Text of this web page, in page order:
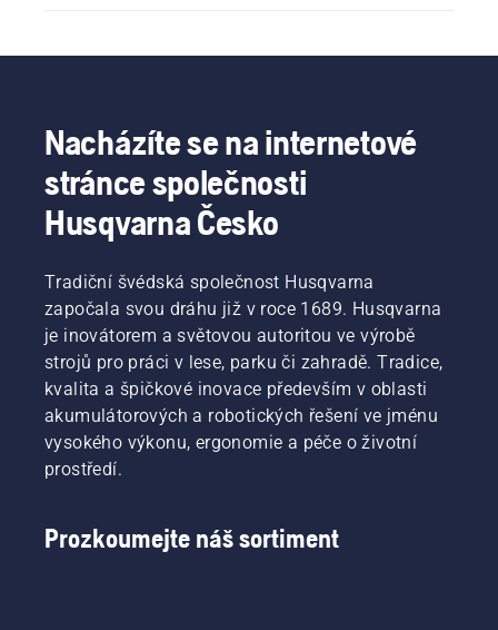
Nacházíte se na internetové
stránce společnosti
Husqvarna Česko
Tradiční švédská společnost Husqvarna
započala svou dráhu již v roce 1689. Husqvarna
je inovátorem a světovou autoritou ve výrobě
strojů pro práci v lese, parku či zahradě. Tradice,
kvalita a špičkové inovace především v oblasti
akumulátorových a robotických řešení ve jménu
vysokého výkonu, ergonomie a péče o životní
prostředí.
Prozkoumejte náš sortiment